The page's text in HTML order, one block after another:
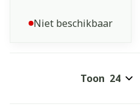
Niet beschikbaar
Toon